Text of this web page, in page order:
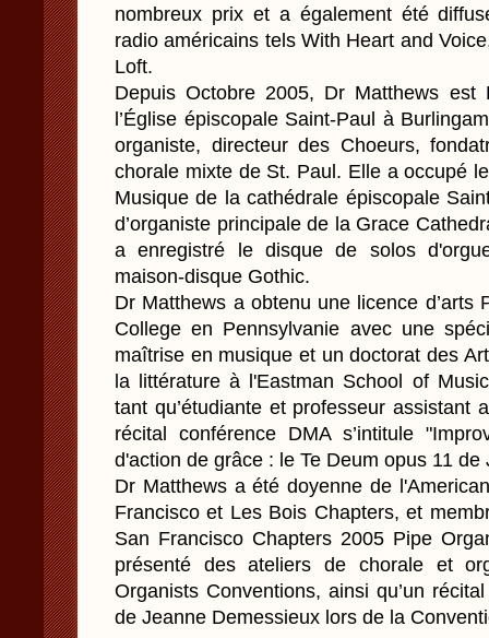
nombreux prix et a également été
radio américains tels With Heart and
Loft.
Depuis Octobre 2005, Dr Matthews
l’Église épiscopale Saint-Paul à
organiste, directeur des Choeurs,
chorale mixte de St. Paul. Elle a occupé
Musique de la cathédrale épiscopale
d’organiste principale de la Grace
a enregistré le disque de solos
maison-disque Gothic.
Dr Matthews a obtenu une licence d’arts
College en Pennsylvanie avec une
maîtrise en musique et un doctorat des
la littérature à l'Eastman School of
tant qu’étudiante et professeur assistant
récital conférence DMA s’intitule
d'action de grâce : le Te Deum opus 11
Dr Matthews a été doyenne de
Francisco et Les Bois Chapters, et
San Francisco Chapters 2005 Pipe
présenté des ateliers de chorale et
Organists Conventions, ainsi qu’un
de Jeanne Demessieux lors de la